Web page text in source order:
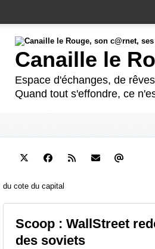
Canaille le
Espace d'échanges, de
Quand tout s'effondre, ce
du cote du capital
Scoop : WallStreet
des soviets